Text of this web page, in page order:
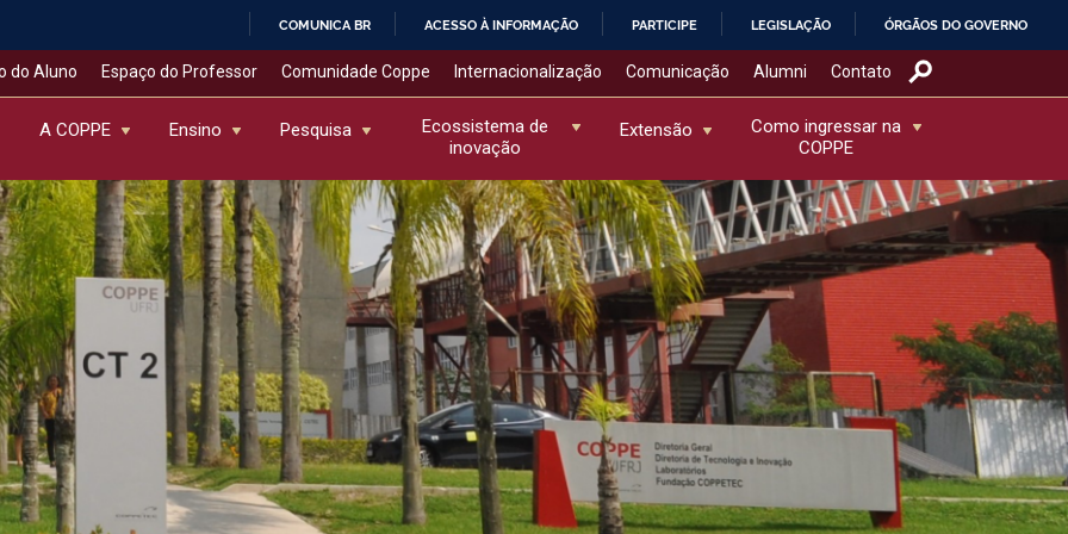
COMUNICA BR ACESSO À INFORMAÇÃO PARTICIPE LEGISLAÇÃO ÓRGÃOS DO GOVERNO
do Aluno Espaço do Professor Comunidade Coppe Internacionalização Comunicação Alumni Contato
A COPPE Ensino Pesquisa
Ecossistema de
inovação
Extensão
Como ingressar na
COPPE